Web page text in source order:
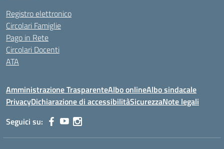
Registro elettronico
Circolari Famiglie
Pago in Rete
Circolari Docenti
ATA
Amministrazione TrasparenteAlbo onlineAlbo sindacale
PrivacyDichiarazione di accessibilitàSicurezzaNote legali
Seguici su: